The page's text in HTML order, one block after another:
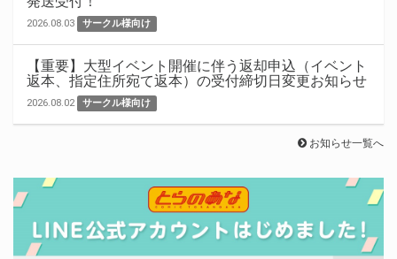
2026.08.03 サークル様向け
【重要】大型イベント開催に伴う返却申込（イベント
返本、指定住所宛て返本）の受付締切日変更お知らせ
2026.08.02 サークル様向け
お知らせ一覧へ